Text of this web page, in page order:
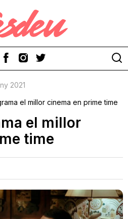
Discos
i Televisió
2021
el millor cinema en prime time
el millor
time